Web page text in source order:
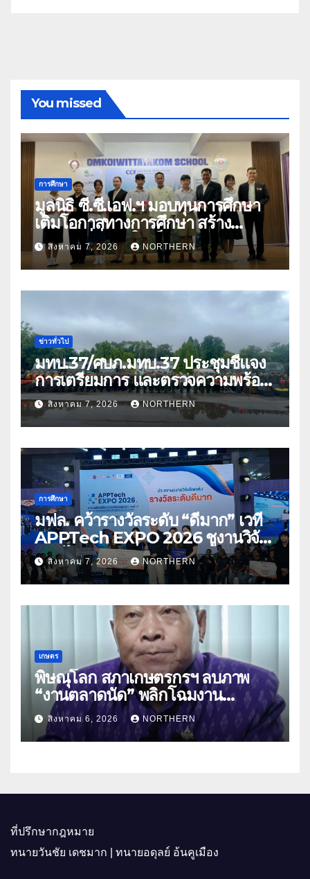
You missed
การศึกษา
มูลนิธิ ซี.ซี.เอฟ.ฯ มอบทุนการศึกษา
เติมโอกาสทางการศึกษา สร้าง
อนาคตที่มั่นคงให้เด็กและเยาวชน
ด้อยโอกาส
สิงหาคม 7, 2026 NORTHERN
ข่าวทั่วไป
มทบ.37/ศบภ.มทบ.37 ประชุมชี้แจง
การเตรียมการ และตรวจความพร้อม
ด้านการบรรเทาสาธารณภัย
สิงหาคม 7, 2026 NORTHERN
การศึกษา
มฟล. คว้ารางวัลระดับ “ดีมาก” เวที
APPTech EXPO 2026 ชูงานวิจัย
สมุนไพร ขับเคลื่อนนวัตกรรมสู่เชิง
พาณิชย์
สิงหาคม 7, 2026 NORTHERN
เกษตร
พิษณุโลก สภาเกษตรกรฯ ลบภาพ
“งานตลาดนัด” พลิกโฉมงาน
“เกษตรรุ่งเรืองเมืองสองแคว 69” มุ่ง
ประโยชน์เกษตรกร ดึงนวัตกรรม-จับ
คู่ธุรกิจดันสินค้าเกษตรสู่สากล (คลิป)
สิงหาคม 6, 2026 NORTHERN
ที่ปรึกษากฎหมาย
ทนายวันชัย เดชมาก | ทนายอดุลย์ อ้นคูเมือง